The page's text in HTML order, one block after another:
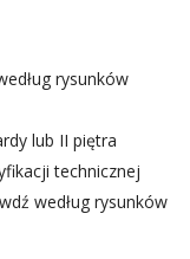
rysunków
lub II piętra
technicznej
według rysunków